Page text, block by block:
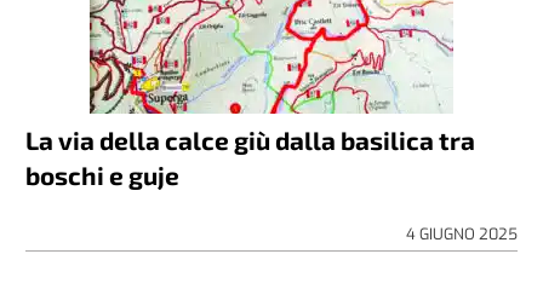
La via della calce giù dalla basilica tra
boschi e guje
4 GIUGNO 2025